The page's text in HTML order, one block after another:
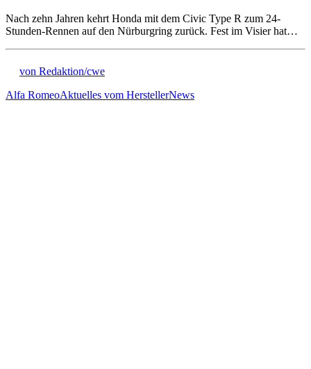
Nach zehn Jahren kehrt Honda mit dem Civic Type R zum 24-
Stunden-Rennen auf den Nürburgring zurück. Fest im Visier hat…
von Redaktion/cwe
Alfa RomeoAktuelles vom HerstellerNews